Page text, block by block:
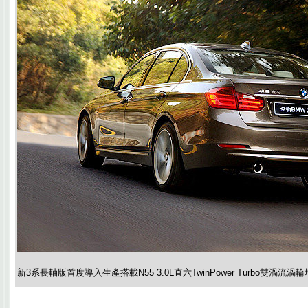
新3系長軸版首度導入生產搭載N55 3.0L直六TwinPower Turbo雙渦流渦